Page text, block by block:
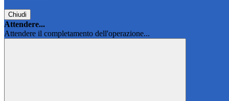
Chiudi
Attendere...
Attendere il completamento dell'operazione...